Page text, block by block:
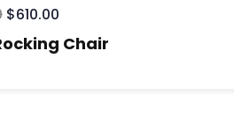
$610.00
Chair